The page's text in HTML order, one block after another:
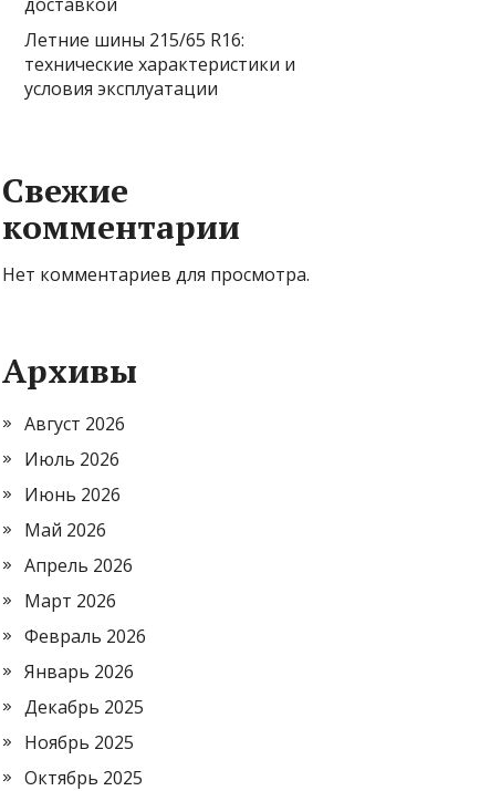
Летние шины 215/65 R16:
технические характеристики и
условия эксплуатации
Свежие
комментарии
Нет комментариев для просмотра.
Архивы
Август 2026
Июль 2026
Июнь 2026
Май 2026
Апрель 2026
Март 2026
Февраль 2026
Январь 2026
Декабрь 2025
Ноябрь 2025
Октябрь 2025